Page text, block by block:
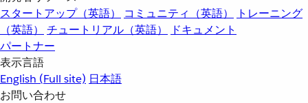
スタートアップ（英語）
コミュニティ（英語）
トレーニング
（英語）
チュートリアル（英語）
ドキュメント
パートナー
表示言語
English (Full site) 日本語
お問い合わせ